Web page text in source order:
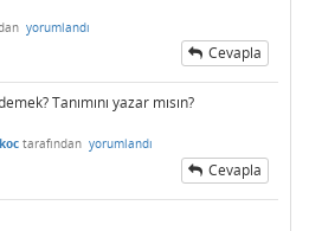
yorumlandı
Cevapla
Tanımını yazar mısın?
tarafından yorumlandı
Cevapla